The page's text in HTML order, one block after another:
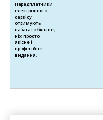
Передплатники
електронного
сервісу
отримують
набагато більше,
ніж просто
якісне і
професійне
видання.